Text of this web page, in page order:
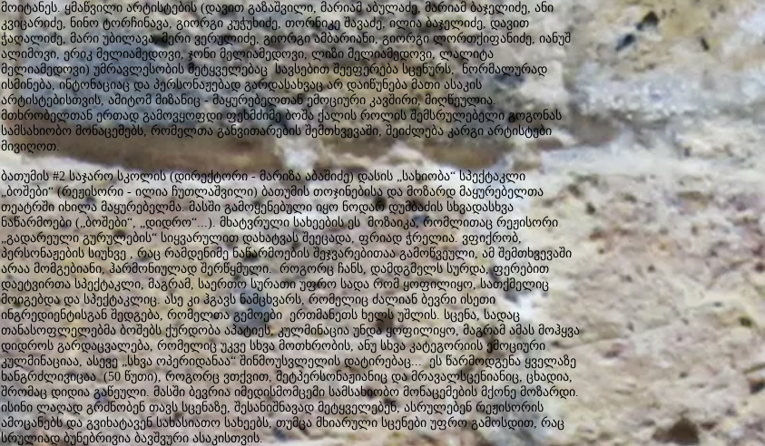
მოიტანეს. ყმაწვილი არტისტების (დავით გაზაშვილი, მარიამ აბულაძე, მარიამ ბაჯელიძე, ანი
კვიცარიძე, ნინო ტორჩინავა, გიორგი კუჭუხიძე, თორნიკე შავაძე, ილია ბაჯელიძე, დავით
ჭაღალიძე, მარი უბილავა, მერი ვერულიძე, გიორგი ამბარიანი, გიორგი ლორთქიფანიძე, იანუშ
ალიმოვი, ერიკ მელიამედოვი, ჯონი მელიამედოვი, ლიზი მელიამედოვი, ლალიტა
მელიამედოვი) უმრავლესობის მეტყველებაც სავსებით შეეფერება სცენურს, ნორმალურად
ისმინება, ინტონაციაც და პერსონაჟებად გარდასახვაც არ დაიწუნება მათი ასაკის
არტისტებისთვის, ამიტომ მიზანიც - მაყურებელთან ემოციური კავშირი, მიღწეულია.
მთხრობელთან ერთად გამოვყოფდი ფეხმძიმე ბოშა ქალის როლის შემსრულებელი გოგონას
სამსახიობო მონაცემებს, რომელთა განვითარების შემთხვევაში, შეიძლება კარგი არტისტები
მივიღოთ.
ბათუმის #2 საჯარო სკოლის (დირექტორი - მარიზა აბაშიძე) დასის „სახიობა“ სპექტაკლი
„ბოშები“ (რეჟისორი - ილია ჩუთლაშვილი) ბათუმის თოჯინებისა და მოზარდ მაყურებელთა
თეატრში იხილა მაყურებელმა. მასში გამოყენებული იყო ნოდარ დუმბაძის სხვადასხვა
ნაწარმოები („ბოშები“, „დიდრო“...). მხატვრული სახეების ეს მოზაიკა, რომლითაც რეჟისორი
„გადარეული გურულების“ სიყვარულით დახატვას შეეცადა, ფრიად ჭრელია. ვფიქრობ,
პერსონაჟების სიუხვე , რაც რამდენიმე ნაწარმოების შეჯვარებითაა გამოწვეული, ამ შემთხვევაში
არაა მომგებიანი, ჰარმონიულად შერწყმული. როგორც ჩანს, დამდგმელს სურდა, ფერებით
დაეტვირთა სპექტაკლი, მაგრამ, საერთო სურათი უფრო სადა რომ ყოფილიყო, სათქმელიც
მოიგებდა და სპექტაკლიც. ასე კი ჰგავს ნამცხვარს, რომელიც ძალიან ბევრი ისეთი
ინგრედიენტისგან შედგება, რომელთა გემოები ერთმანეთს ხელს უშლის. სცენა, სადაც
თანასოფლელებმა ბოშებს ქურდობა აპატიეს, კულმინაცია უნდა ყოფილიყო, მაგრამ ამას მოჰყვა
დიდროს გარდაცვალება, რომელიც უკვე სხვა მოთხრობის, ანუ სხვა კატეგორიის ემოციური
კულმინაციაა, ასევე „სხვა ოპერიდანაა“ შინმოუსვლელის დატირებაც... ეს წარმოდგენა ყველაზე
ხანგრძლივიცაა (50 წუთი), როგორც ვთქვით, მეტპერსონაჟიანიც და მრავალსცენიანიც, ცხადია,
შრომაც დიდია გაწეული. მასში ბევრია იმედისმომცემი სამსახიობო მონაცემების მქონე მოზარდი.
ისინი ლაღად გრძნობენ თავს სცენაზე, შესანიშნავად მეტყველებენ, ასრულებენ რეჟისორის
ამოცანებს და გვიხატავენ სახასიათო სახეებს, თუმცა მხიარული სცენები უფრო გამოსდით, რაც
სრულიად ბუნებრივია ბავშვური ასაკისთვის.